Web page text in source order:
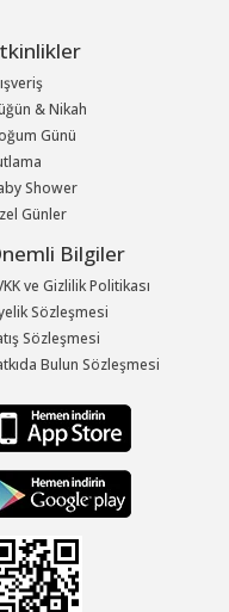
& Nikah
Günü
Shower
Günler
Bilgiler
ve Gizlilik Politikası
Sözleşmesi
Sözleşmesi
Bulun Sözleşmesi